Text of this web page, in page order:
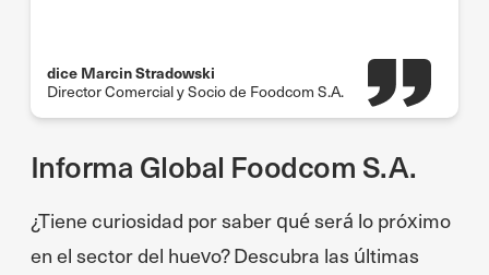
dice Marcin Stradowski
Director Comercial y Socio de Foodcom S.A.
Informa Global Foodcom S.A.
¿Tiene curiosidad por saber qué será lo próximo
en el sector del huevo? Descubra las últimas